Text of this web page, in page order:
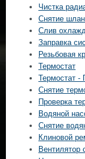
Чистка
Снятие
Слив
Заправка
Резьбовая
Термостат
Термостат -
Снятие
Проверка
Водяной
Снятие
Клиновой
Вентилятор